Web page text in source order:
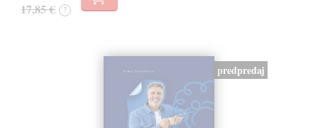
17,85 € ?
predpredaj